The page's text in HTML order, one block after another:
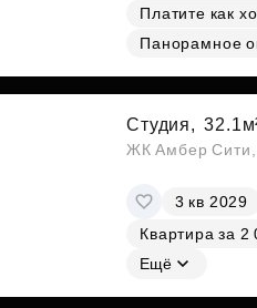
Платите как
Панорамное
Студия,
ЖК Амбер Сити,
3 кв 2029
Квартира за
Ещё